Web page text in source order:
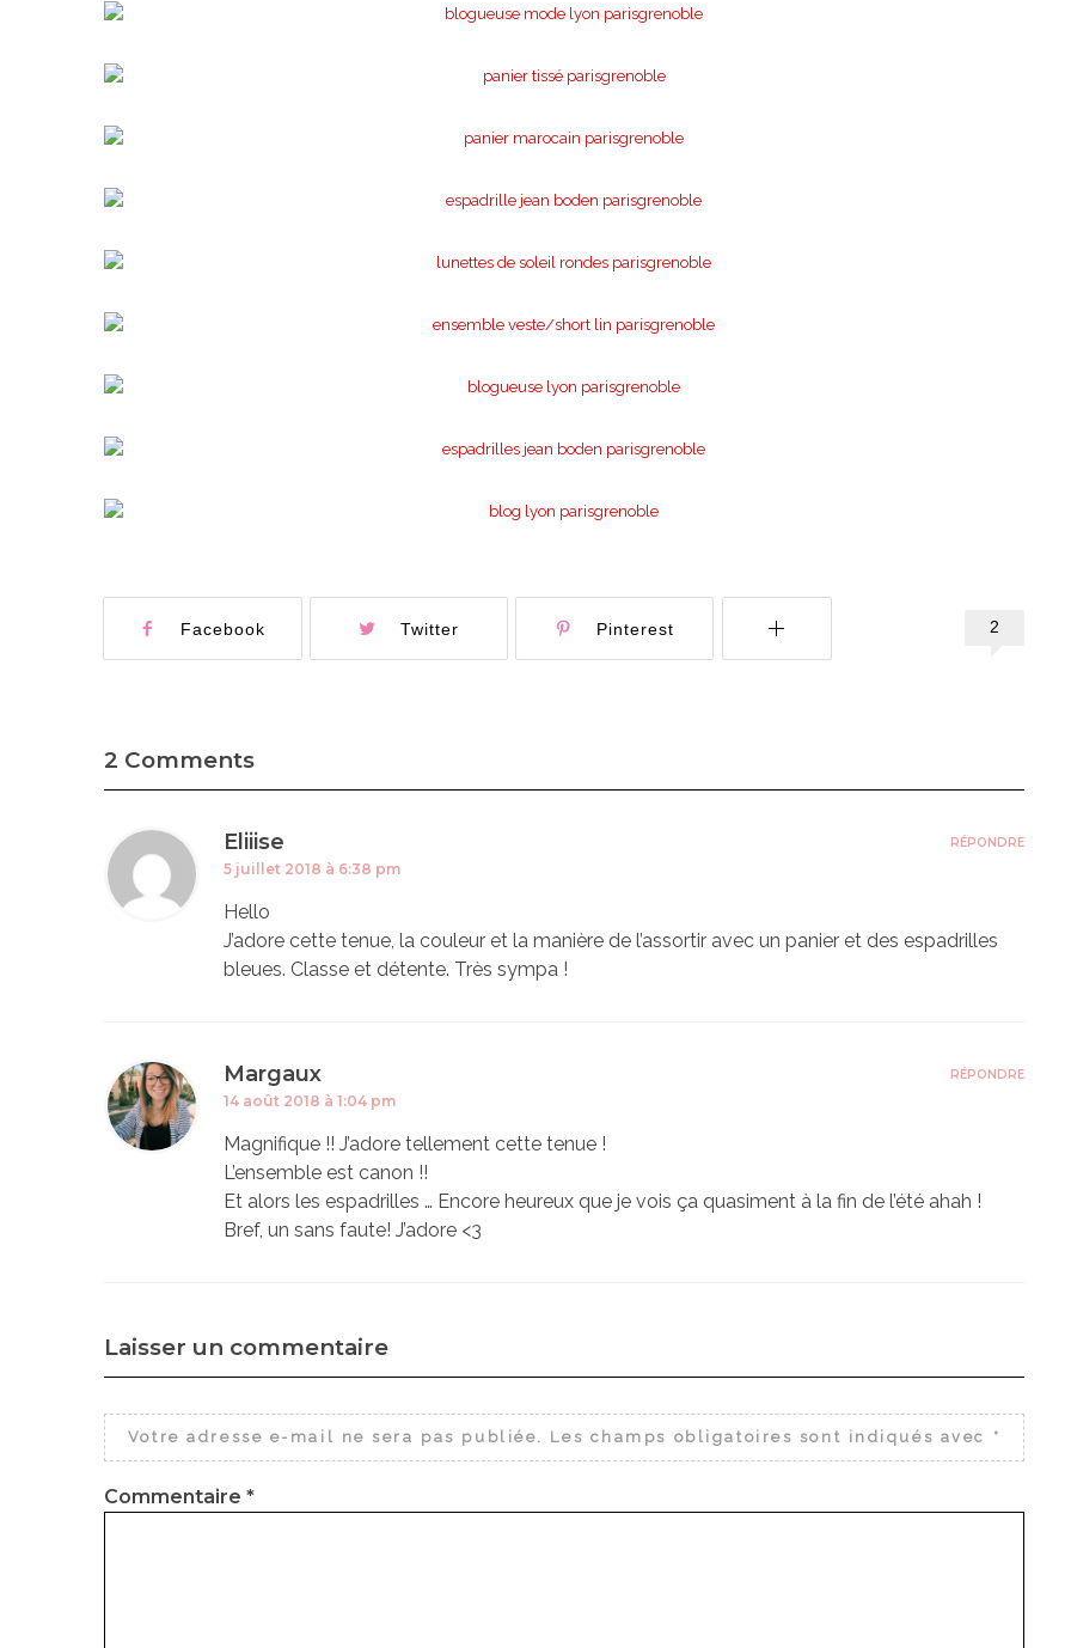
2
Facebook Twitter Pinterest
2 Comments
Eliiise
5 juillet 2018 à 6:38 pm
Hello
J’adore cette tenue, la couleur et la manière de l’assortir avec un panier et des espadrilles
bleues. Classe et détente. Très sympa !
RÉPONDRE
Margaux
14 août 2018 à 1:04 pm
Magnifique !! J’adore tellement cette tenue !
L’ensemble est canon !!
Et alors les espadrilles … Encore heureux que je vois ça quasiment à la fin de l’été ahah !
Bref, un sans faute! J’adore <3
RÉPONDRE
Laisser un commentaire
Votre adresse e-mail ne sera pas publiée. Les champs obligatoires sont indiqués avec *
Commentaire *